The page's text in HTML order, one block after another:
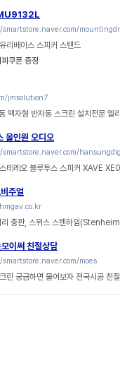
리베이스 스피커 스탠드
쿠폰 증정
jmsolution7
액자형 반자동 스크린 설치전문 엘
올인원 오디오
테레오 블루투스 스피커 XAVE
주얼
리 총판, 스위스 스텐하임
이써 친절상담
moes
크린 궁금하면 물어보자 전국시공